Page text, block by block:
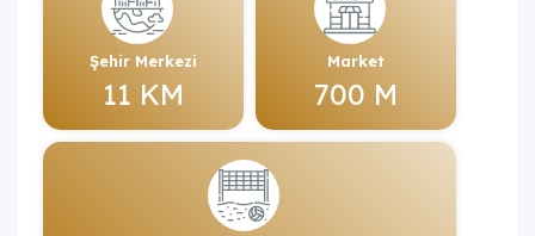
Şehir Merkezi
11 KM
Market
700 M